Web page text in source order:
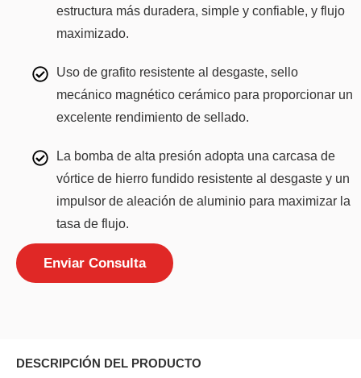
estructura más duradera, simple y confiable, y flujo
maximizado.
Uso de grafito resistente al desgaste, sello
mecánico magnético cerámico para proporcionar un
excelente rendimiento de sellado.
La bomba de alta presión adopta una carcasa de
vórtice de hierro fundido resistente al desgaste y un
impulsor de aleación de aluminio para maximizar la
tasa de flujo.
Enviar Consulta
DESCRIPCIÓN DEL PRODUCTO